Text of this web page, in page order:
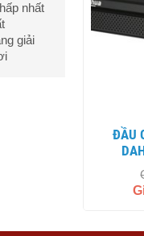
nhất
giải
ĐẦU GHI HÌNH DH-XVR4116HS-X